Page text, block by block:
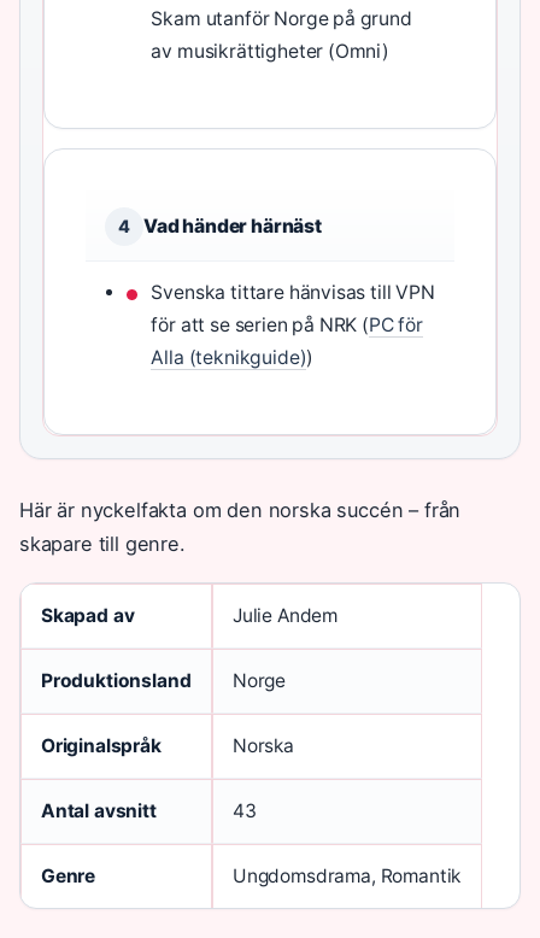
Skam utanför Norge på grund
av musikrättigheter (Omni)
4 Vad händer härnäst
Svenska tittare hänvisas till VPN
för att se serien på NRK (PC för
Alla (teknikguide))
Här är nyckelfakta om den norska succén – från
skapare till genre.
Skapad av Julie Andem
Produktionsland Norge
Originalspråk Norska
Antal avsnitt 43
Genre Ungdomsdrama, Romantik